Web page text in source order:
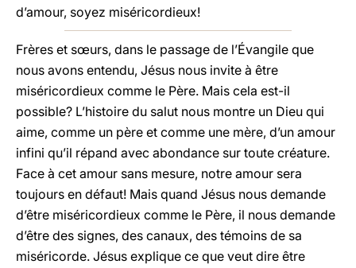
d’amour, soyez miséricordieux!
Frères et sœurs, dans le passage de l’Évangile que
nous avons entendu, Jésus nous invite à être
miséricordieux comme le Père. Mais cela est-il
possible? L’histoire du salut nous montre un Dieu qui
aime, comme un père et comme une mère, d’un amour
infini qu’il répand avec abondance sur toute créature.
Face à cet amour sans mesure, notre amour sera
toujours en défaut! Mais quand Jésus nous demande
d’être miséricordieux comme le Père, il nous demande
d’être des signes, des canaux, des témoins de sa
miséricorde. Jésus explique ce que veut dire être